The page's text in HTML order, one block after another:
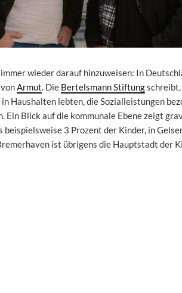
wieder darauf hinzuweisen: In
Armut. Die Bertelsmann Stiftung
Haushalten lebten, die Sozialleistungen
Ein Blick auf die kommunale Ebene zeigt
beispielsweise 3 Prozent der Kinder, in
ist übrigens die Hauptstadt der